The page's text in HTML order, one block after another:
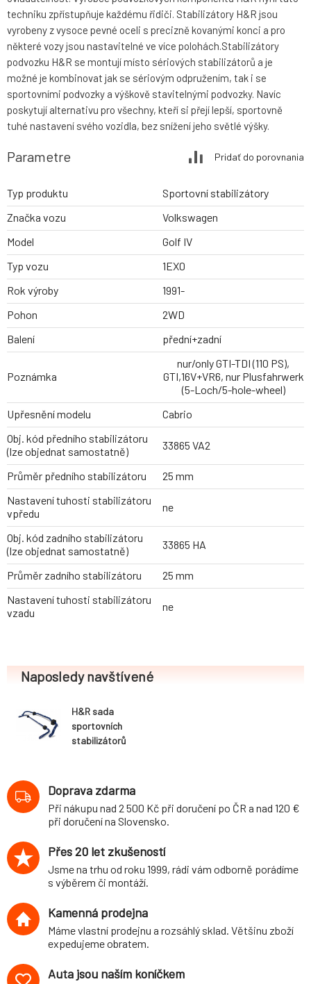
techniku zpřístupňuje každému řidiči. Stabilizátory H&R jsou
vyrobeny z vysoce pevné oceli s precizně kovanými konci a pro
některé vozy jsou nastavitelné ve více polohách.Stabilizátory
podvozku H&R se montují místo sériových stabilizátorů a je
možné je kombinovat jak se sériovým odpružením, tak i se
sportovními podvozky a výškově stavitelnými podvozky. Navíc
poskytují alternativu pro všechny, kteří si přejí lepší, sportovně
tuhé nastavení svého vozidla, bez snížení jeho světlé výšky.
Parametre Pridať do porovnania
Typ produktu
Sportovní stabilizátory
Značka vozu
Volkswagen
Model
Golf IV
Typ vozu
1EX0
Rok výroby
1991-
Pohon
2WD
Balení
přední+zadní
Poznámka
nur/only GTI-TDI (110 PS),
GTI,16V+VR6, nur Plusfahrwerk
(5-Loch/5-hole-wheel)
Upřesnění modelu
Cabrio
Obj. kód předního stabilizátoru
(lze objednat samostatně)
33865 VA2
Průměr předního stabilizátoru
25 mm
Nastavení tuhosti stabilizátoru
vpředu
ne
Obj. kód zadního stabilizátoru
(lze objednat samostatně)
33865 HA
Průměr zadního stabilizátoru
25 mm
Nastavení tuhosti stabilizátoru
vzadu
ne
Naposledy navštívené
H&R sada
sportovních
stabilizátorů
Golf IV (1EX0)
Cabrio, 2WD, r.v.
1991-, průměr 25
mm/25 mm
Doprava zdarma
Při nákupu nad 2 500 Kč při doručení po ČR a nad 120 €
při doručení na Slovensko.
Přes 20 let zkušeností
Jsme na trhu od roku 1999, rádi vám odborně porádíme
s výběrem či montáží.
Kamenná prodejna
Máme vlastní prodejnu a rozsáhlý sklad. Většinu zboží
expedujeme obratem.
Auta jsou naším koníčkem